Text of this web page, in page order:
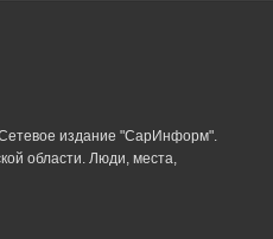
издание "СарИнформ".
области. Люди, места,